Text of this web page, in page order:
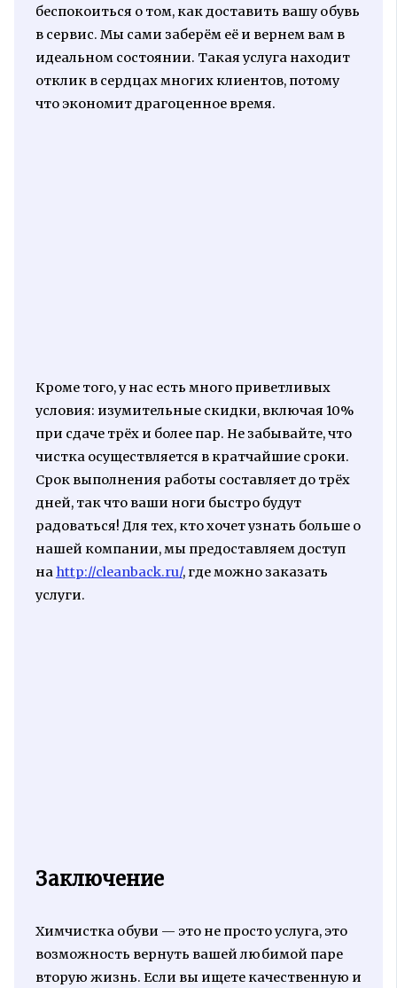
беспокоиться о том, как доставить вашу обувь
в сервис. Мы сами заберём её и вернем вам в
идеальном состоянии. Такая услуга находит
отклик в сердцах многих клиентов, потому
что экономит драгоценное время.
Кроме того, у нас есть много приветливых
условия: изумительные скидки, включая 10%
при сдаче трёх и более пар. Не забывайте, что
чистка осуществляется в кратчайшие сроки.
Срок выполнения работы составляет до трёх
дней, так что ваши ноги быстро будут
радоваться! Для тех, кто хочет узнать больше о
нашей компании, мы предоставляем доступ
на http://cleanback.ru/, где можно заказать
услуги.
Заключение
Химчистка обуви — это не просто услуга, это
возможность вернуть вашей любимой паре
вторую жизнь. Если вы ищете качественную и